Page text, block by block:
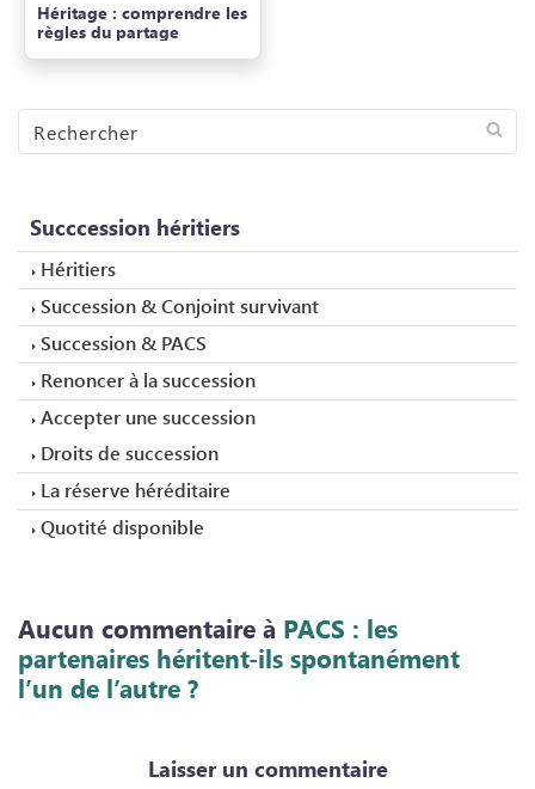
Héritage : comprendre les
règles du partage
Rechercher
sur
Succcession héritiers
Héritiers
Succession & Conjoint survivant
Succession & PACS
Renoncer à la succession
Accepter une succession
Droits de succession
La réserve héréditaire
Quotité disponible
Aucun commentaire à PACS : les
partenaires héritent-ils spontanément
l’un de l’autre ?
Laisser un commentaire